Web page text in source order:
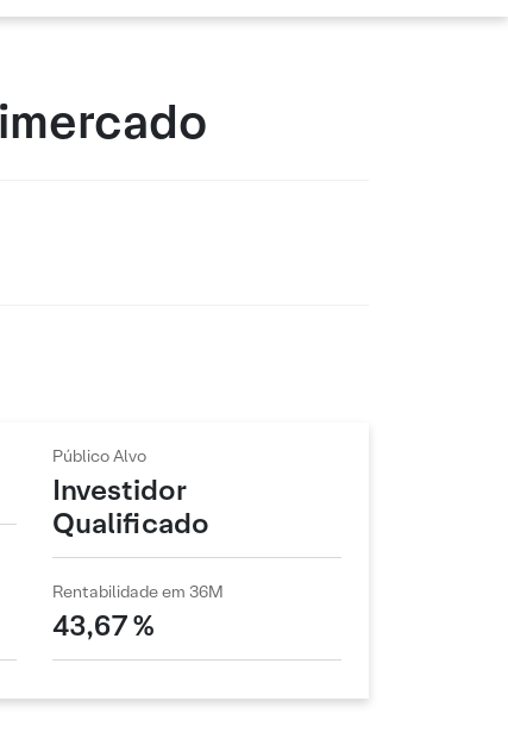
Público Alvo
Investidor
Qualificado
Rentabilidade em 36M
43,67 %